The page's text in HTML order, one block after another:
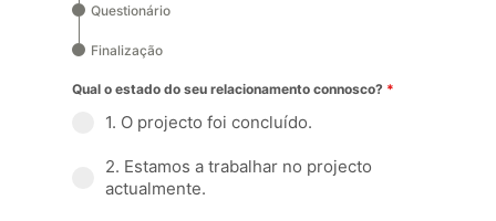
Questionário
Finalização
Qual o estado do seu relacionamento connosco? *
1. O projecto foi concluído.
2. Estamos a trabalhar no projecto
actualmente.